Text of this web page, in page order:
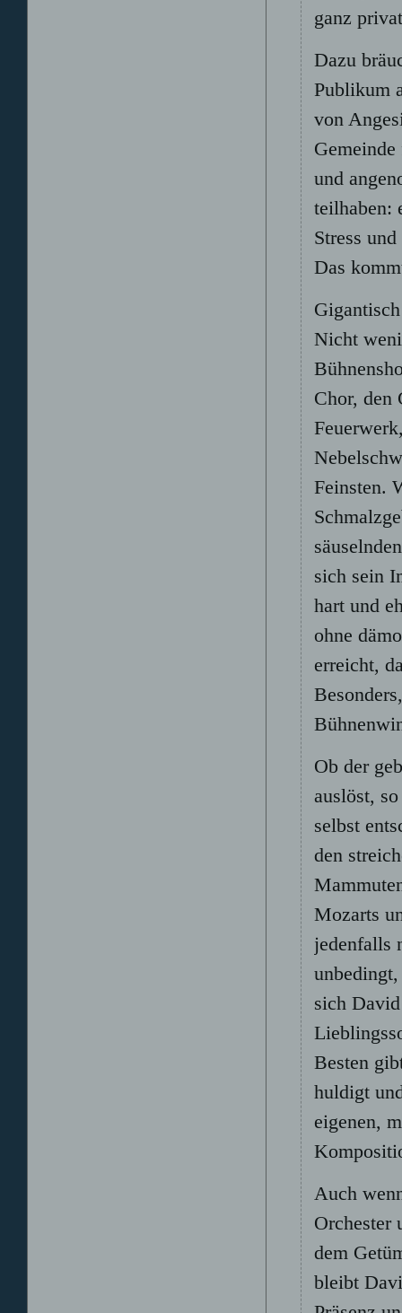
ganz
Dazu
Publikum
von
und
teilhaben:
Stress
Das
Nicht
Chor, den
Feinsten.
sich sein
hart und
ohne
erreicht,
Ob der
auslöst,
selbst
den
Mozarts
jedenfalls
sich
Besten
huldigt
eigenen,
Auch
Orchester
dem
bleibt